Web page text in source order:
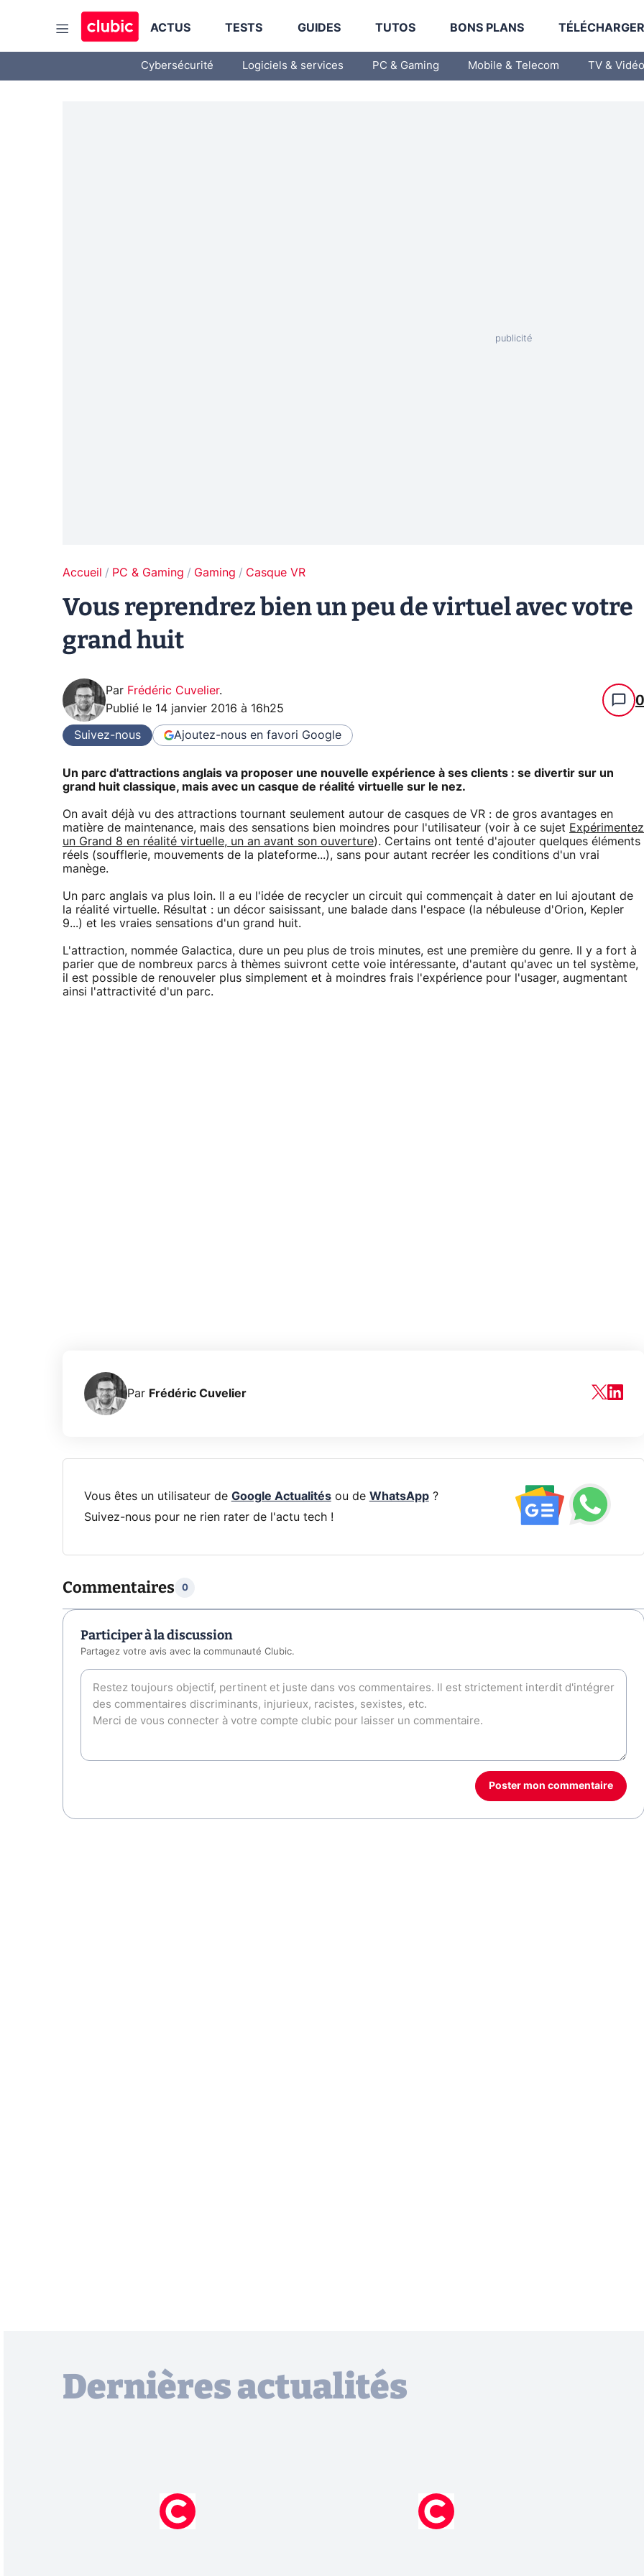
ACTUS TESTS GUIDES TUTOS BONS PLANS
Cybersécurité Logiciels & services PC & Gaming Mobile & Telecom TV & Vidéo
Accueil PC & Gaming Gaming Casque VR
Vous reprendrez bien un peu de virtuel avec votre
grand huit
Par Frédéric Cuvelier.
Publié le 14 janvier 2016 à 16h25 0
Suivez-nous Ajoutez-nous en favori Google
Un parc d'attractions anglais va proposer une nouvelle expérience à ses clients : se divertir sur un
grand huit classique, mais avec un casque de réalité virtuelle sur le nez.
On avait déjà vu des attractions tournant seulement autour de casques de VR : de gros avantages en
matière de maintenance, mais des sensations bien moindres pour l'utilisateur (voir à ce sujet Expérimentez
un Grand 8 en réalité virtuelle, un an avant son ouverture). Certains ont tenté d'ajouter quelques éléments
réels (soufflerie, mouvements de la plateforme...), sans pour autant recréer les conditions d'un vrai
manège.
Un parc anglais va plus loin. Il a eu l'idée de recycler un circuit qui commençait à dater en lui ajoutant de
la réalité virtuelle. Résultat : un décor saisissant, une balade dans l'espace (la nébuleuse d'Orion, Kepler
9...) et les vraies sensations d'un grand huit.
L'attraction, nommée Galactica, dure un peu plus de trois minutes, est une première du genre. Il y a fort à
parier que de nombreux parcs à thèmes suivront cette voie intéressante, d'autant qu'avec un tel système,
il est possible de renouveler plus simplement et à moindres frais l'expérience pour l'usager, augmentant
ainsi l'attractivité d'un parc.
Par Frédéric Cuvelier
Vous êtes un utilisateur de Google Actualitésou de WhatsApp?
Suivez-nous pour ne rien rater de l'actu tech !
Commentaires 0
Participer à la discussion
Partagez votre avis avec la communauté Clubic.
Poster mon commentaire
Dernières actualités